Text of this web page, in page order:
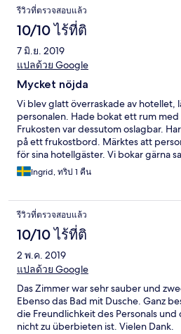
รีวิวที่ตรวจสอบแล้ว
10/10 ไร้ที่ติ
7 มิ.ย. 2019
แปลด้วย Google
Mycket nöjda
Vi blev glatt överraskade av hotellet,
personalen. Hade bokat ett rum
Frukosten var dessutom oslagbar.
på ett frukostbord. Märktes att
för sina hotellgäster. Vi bokar gärna
besöker orten.
Ingrid, ทริป 1 คืน
รีวิวที่ตรวจสอบแล้ว
10/10 ไร้ที่ติ
2 พ.ค. 2019
แปลด้วย Google
Das Zimmer war sehr sauber und
Ebenso das Bad mit Dusche. Ganz
die Freundlichkeit des Personals
nicht zu überbieten ist. Vielen Dank.